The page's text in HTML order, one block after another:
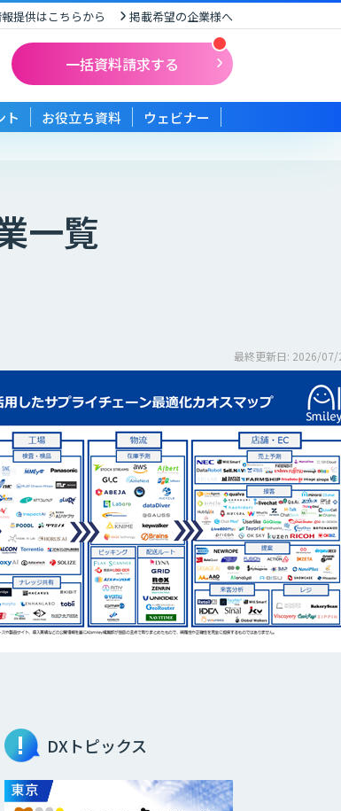
提供はこちらから 掲載希望の企業様へ
一括資料請求する
ト お役立ち資料 ウェビナー
一覧
最終更新日: 2026/07/
DXトピックス